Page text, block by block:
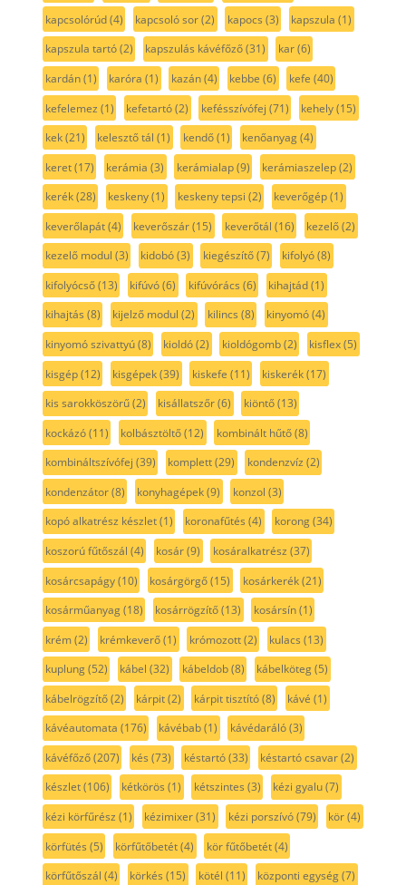
kapcsolórúd(4) kapcsoló sor(2) kapocs (3) kapszula (1)
kapszula tartó(2) kapszulás kávéfőző(31) kar(6)
kardán(1) karóra (1) kazán(4) kebbe (6) kefe (40)
kefelemez (1) kefetartó(2) kefésszívófej (71) kehely(15)
kek(21) kelesztő tál (1) kendő(1) kenőanyag(4)
keret(17) kerámia (3) kerámialap(9) kerámiaszelep(2)
kerék(28) keskeny(1) keskeny tepsi (2) keverőgép(1)
keverőlapát(4) keverőszár(15) keverőtál (16) kezelő(2)
kezelő modul (3) kidobó(3) kiegészítő(7) kifolyó(8)
kifolyócső(13) kifúvó(6) kifúvórács (6) kihajtád(1)
kihajtás (8) kijelző modul (2) kilincs (8) kinyomó(4)
kinyomó szivattyú(8) kioldó(2) kioldógomb(2) kisflex(5)
kisgép(12) kisgépek(39) kiskefe (11) kiskerék(17)
kis sarokköszörű(2) kisállatszőr(6) kiöntő(13)
kockázó(11) kolbásztöltő(12) kombinált hűtő(8)
kombináltszívófej (39) komplett(29) kondenzvíz (2)
kondenzátor(8) konyhagépek(9) konzol (3)
kopó alkatrész készlet(1) koronafűtés (4) korong(34)
koszorú fűtőszál (4) kosár(9) kosáralkatrész (37)
kosárcsapágy(10) kosárgörgő(15) kosárkerék(21)
kosárműanyag(18) kosárrögzítő(13) kosársín(1)
krém(2) krémkeverő(1) krómozott(2) kulacs (13)
kuplung(52) kábel (32) kábeldob(8) kábelköteg(5)
kábelrögzítő(2) kárpit(2) kárpit tisztító(8) kávé (1)
kávéautomata (176) kávébab(1) kávédaráló(3)
kávéfőző(207) kés (73) késtartó(33) késtartó csavar(2)
készlet(106) kétkörös (1) kétszintes (3) kézi gyalu(7)
kézi körfűrész (1) kézimixer(31) kézi porszívó(79) kör(4)
körfütés (5) körfűtőbetét(4) kör fűtőbetét(4)
körfűtőszál (4) körkés (15) kötél (11) központi egység(7)